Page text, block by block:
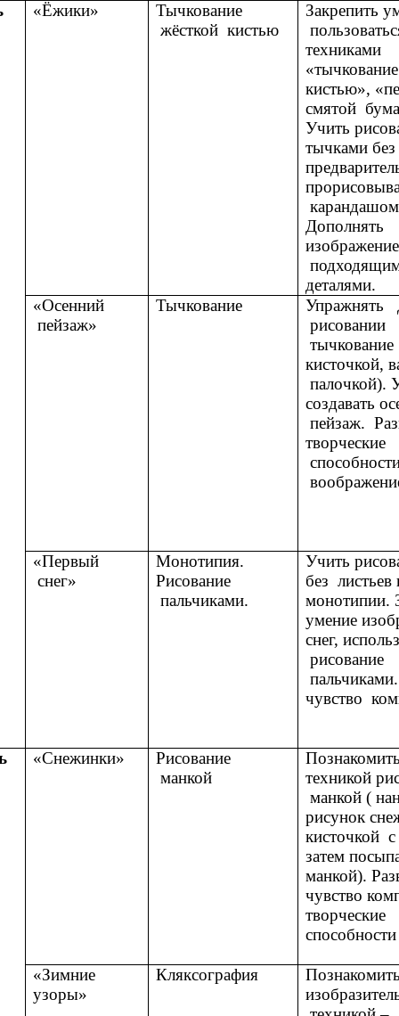
«Ёжики»
Тычкование
жёсткой кистью
Закрепить
техниками
кистью»,
смятой
Учить
тычками без
Дополнять
изображение
деталями.
«Осенний
пейзаж»
Тычкование
Упражнять
рисовании
кисточкой,
палочкой).
создавать
пейзаж.
творческие
«Первый
снег»
Монотипия.
Рисование
пальчиками.
Учить
без листьев
монотипии.
умение
снег,
рисование
чувство
«Снежинки»
Рисование
манкой
техникой
манкой (
рисунок
кисточкой
затем
манкой).
чувство
творческие
способности
«Зимние
узоры»
Кляксография